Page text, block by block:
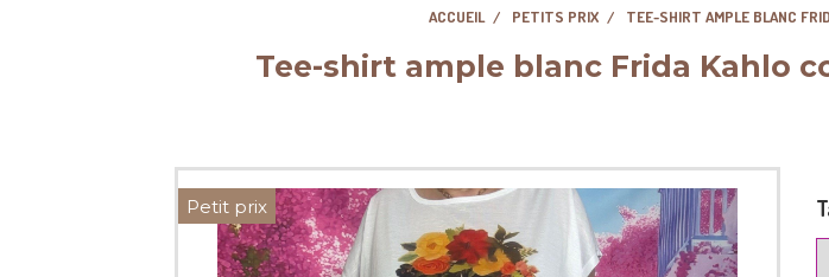
ACCUEIL PETITS PRIX TEE-SHIRT AMPLE BLANC
Tee-shirt ample blanc Frida Kahlo
Petit prix